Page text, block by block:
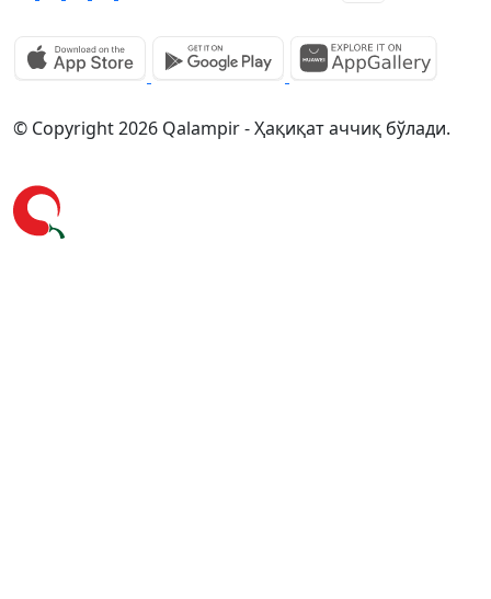
© Copyright 2026 Qalampir - Ҳақиқат аччиқ бўлади.